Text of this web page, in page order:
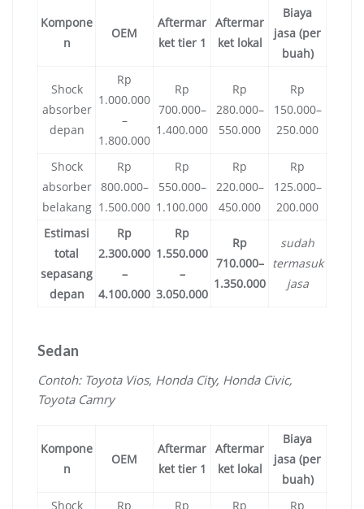
Kompone
n
OEM
Aftermar
ket tier 1
Aftermar
ket lokal
Biaya
jasa (per
buah)
Shock
absorber
depan
Rp
1.000.000
–
1.800.000
Rp
700.000–
1.400.000
Rp
280.000–
550.000
Rp
150.000–
250.000
Shock
absorber
belakang
Rp
800.000–
1.500.000
Rp
550.000–
1.100.000
Rp
220.000–
450.000
Rp
125.000–
200.000
Estimasi
total
sepasang
depan
Rp
2.300.000
–
4.100.000
Rp
1.550.000
–
3.050.000
Rp
710.000–
1.350.000
sudah
termasuk
jasa
Sedan
Contoh: Toyota Vios, Honda City, Honda Civic,
Toyota Camry
Kompone
n
OEM
Aftermar
ket tier 1
Aftermar
ket lokal
Biaya
jasa (per
buah)
Shock
Rp
Rp
Rp
Rp